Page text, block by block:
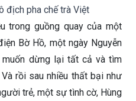
địch pha chế trà Việt
trong guồng quay của một
Bờ Hồ, một ngày Nguyễn
muốn dừng lại tất cả và tìm
rồi sau nhiều thất bại như
trẻ, một sự tình cờ, Hùng